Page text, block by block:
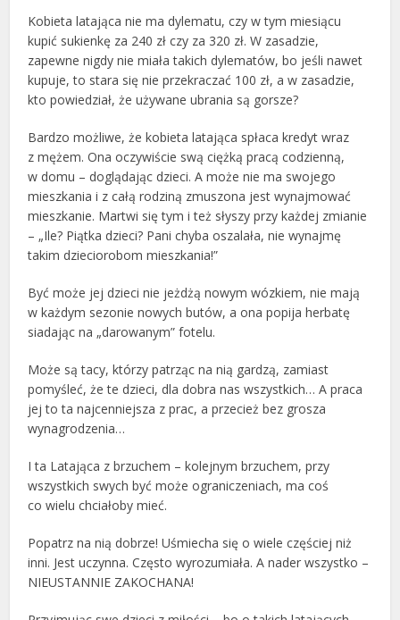
Kobieta latająca nie ma dylematu, czy w tym miesiącu
kupić sukienkę za 240 zł czy za 320 zł. W zasadzie,
zapewne nigdy nie miała takich dylematów, bo jeśli nawet
kupuje, to stara się nie przekraczać 100 zł, a w zasadzie,
kto powiedział, że używane ubrania są gorsze?
Bardzo możliwe, że kobieta latająca spłaca kredyt wraz
z mężem. Ona oczywiście swą ciężką pracą codzienną,
w domu – doglądając dzieci. A może nie ma swojego
mieszkania i z całą rodziną zmuszona jest wynajmować
mieszkanie. Martwi się tym i też słyszy przy każdej zmianie
– „Ile? Piątka dzieci? Pani chyba oszalała, nie wynajmę
takim dzieciorobom mieszkania!”
Być może jej dzieci nie jeżdżą nowym wózkiem, nie mają
w każdym sezonie nowych butów, a ona popija herbatę
siadając na „darowanym” fotelu.
Może są tacy, którzy patrząc na nią gardzą, zamiast
pomyśleć, że te dzieci, dla dobra nas wszystkich… A praca
jej to ta najcenniejsza z prac, a przecież bez grosza
wynagrodzenia…
I ta Latająca z brzuchem – kolejnym brzuchem, przy
wszystkich swych być może ograniczeniach, ma coś
co wielu chciałoby mieć.
Popatrz na nią dobrze! Uśmiecha się o wiele częściej niż
inni. Jest uczynna. Często wyrozumiała. A nader wszystko –
NIEUSTANNIE ZAKOCHANA!